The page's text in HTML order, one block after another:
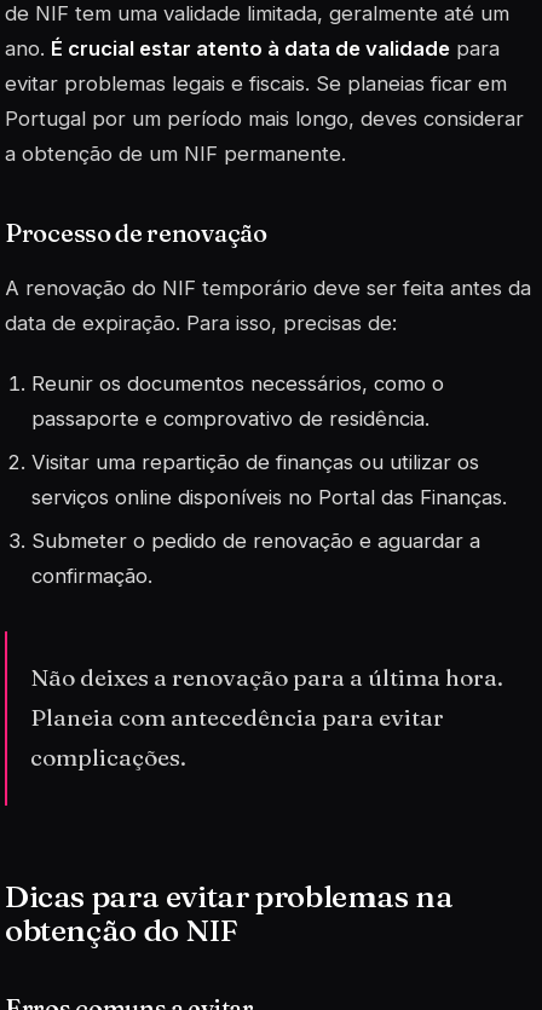
de NIF tem uma validade limitada, geralmente até um
ano. É crucial estar atento à data de validade para
evitar problemas legais e fiscais. Se planeias ficar em
Portugal por um período mais longo, deves considerar
a obtenção de um NIF permanente.
Processo de renovação
A renovação do NIF temporário deve ser feita antes da
data de expiração. Para isso, precisas de:
Reunir os documentos necessários, como o
passaporte e comprovativo de residência.
Visitar uma repartição de finanças ou utilizar os
serviços online disponíveis no Portal das Finanças.
Submeter o pedido de renovação e aguardar a
confirmação.
Não deixes a renovação para a última hora.
Planeia com antecedência para evitar
complicações.
Dicas para evitar problemas na
obtenção do NIF